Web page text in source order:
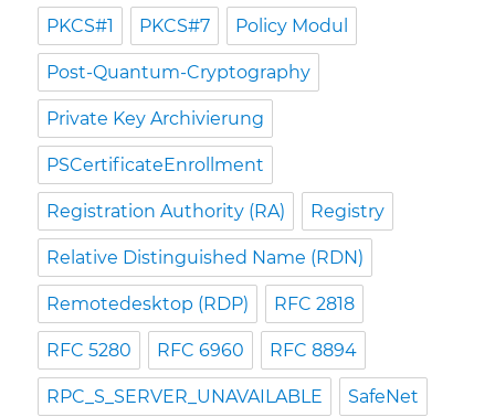
PKCS#1 PKCS#7 Policy Modul
Post-Quantum-Cryptography
Private Key Archivierung
PSCertificateEnrollment
Registration Authority (RA) Registry
Relative Distinguished Name (RDN)
Remotedesktop (RDP) RFC 2818
RFC 5280 RFC 6960 RFC 8894
RPC_S_SERVER_UNAVAILABLE SafeNet